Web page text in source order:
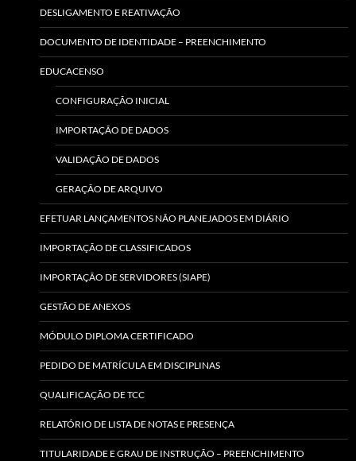
DESLIGAMENTO E REATIVAÇÃO
DOCUMENTO DE IDENTIDADE – PREENCHIMENTO
EDUCACENSO
CONFIGURAÇÃO INICIAL
IMPORTAÇÃO DE DADOS
VALIDAÇÃO DE DADOS
GERAÇÃO DE ARQUIVO
EFETUAR LANÇAMENTOS NÃO PLANEJADOS EM DIÁRIO
IMPORTAÇÃO DE CLASSIFICADOS
IMPORTAÇÃO DE SERVIDORES (SIAPE)
GESTÃO DE ANEXOS
MÓDULO DIPLOMA CERTIFICADO
PEDIDO DE MATRÍCULA EM DISCIPLINAS
QUALIFICAÇÃO DE TCC
RELATÓRIO DE LISTA DE NOTAS E PRESENÇA
TITULARIDADE E GRAU DE INSTRUÇÃO – PREENCHIMENTO